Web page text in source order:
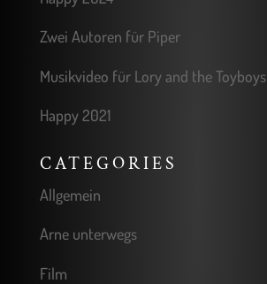
Zwei Autoren für Piper
Musikvideo für Lory and the Toyboys
Happy 2021
CATEGORIES
Allgemein
Arne unterwegs
Film